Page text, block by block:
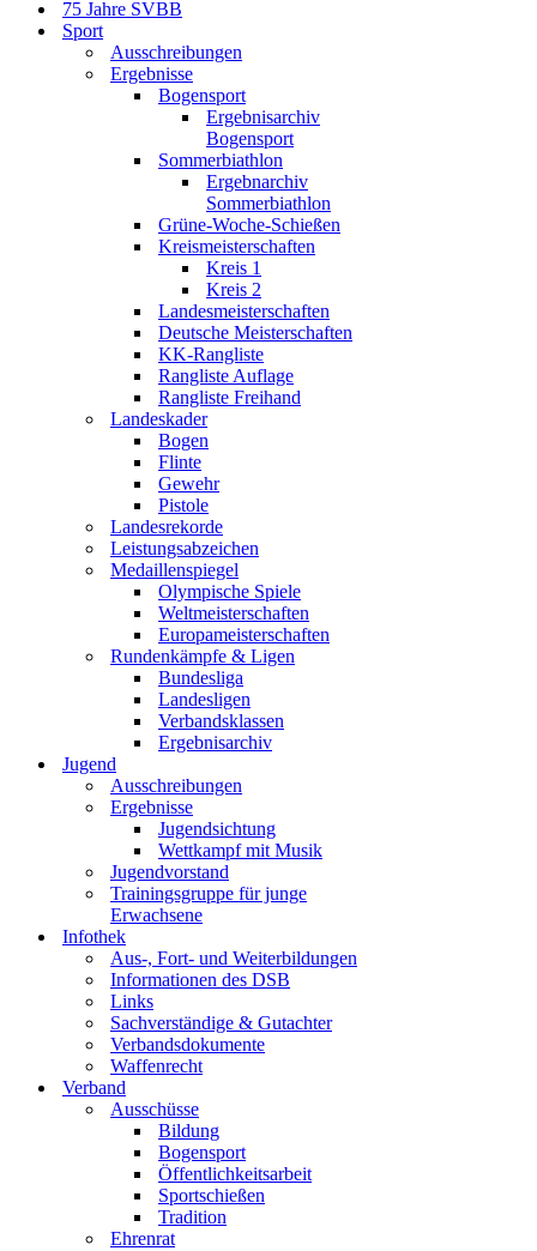
75 Jahre SVBB
Sport
Ausschreibungen
Ergebnisse
Bogensport
Ergebnisarchiv
Bogensport
Sommerbiathlon
Ergebnarchiv
Sommerbiathlon
Grüne-Woche-Schießen
Kreismeisterschaften
Kreis 1
Kreis 2
Landesmeisterschaften
Deutsche Meisterschaften
KK-Rangliste
Rangliste Auflage
Rangliste Freihand
Landeskader
Bogen
Flinte
Gewehr
Pistole
Landesrekorde
Leistungsabzeichen
Medaillenspiegel
Olympische Spiele
Weltmeisterschaften
Europameisterschaften
Rundenkämpfe & Ligen
Bundesliga
Landesligen
Verbandsklassen
Ergebnisarchiv
Jugend
Ausschreibungen
Ergebnisse
Jugendsichtung
Wettkampf mit Musik
Jugendvorstand
Trainingsgruppe für junge
Erwachsene
Infothek
Aus-, Fort- und Weiterbildungen
Informationen des DSB
Links
Sachverständige & Gutachter
Verbandsdokumente
Waffenrecht
Verband
Ausschüsse
Bildung
Bogensport
Öffentlichkeitsarbeit
Sportschießen
Tradition
Ehrenrat